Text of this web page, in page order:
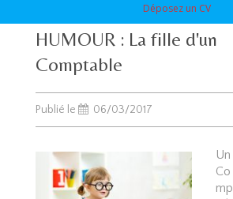
Déposez un CV
HUMOUR : La fille d'un
Comptable
Publié le 06/03/2017
Un
Co
mp